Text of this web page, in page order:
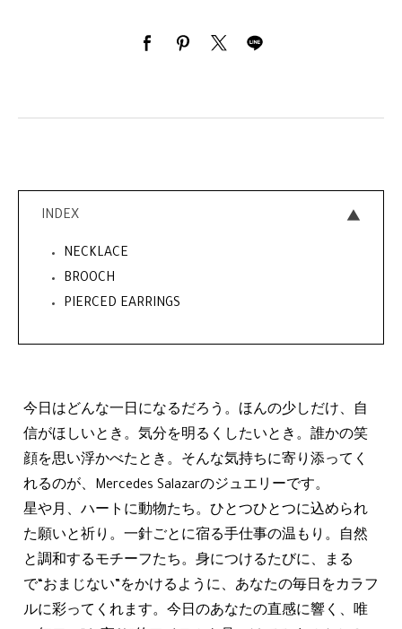
INDEX
NECKLACE
BROOCH
PIERCED EARRINGS
今日はどんな一日になるだろう。ほんの少しだけ、自
信がほしいとき。気分を明るくしたいとき。誰かの笑
顔を思い浮かべたとき。そんな気持ちに寄り添ってく
れるのが、Mercedes Salazarのジュエリーです。
星や月、ハートに動物たち。ひとつひとつに込められ
た願いと祈り。一針ごとに宿る手仕事の温もり。自然
と調和するモチーフたち。身につけるたびに、まる
で“おまじない”をかけるように、あなたの毎日をカラフ
ルに彩ってくれます。今日のあなたの直感に響く、唯